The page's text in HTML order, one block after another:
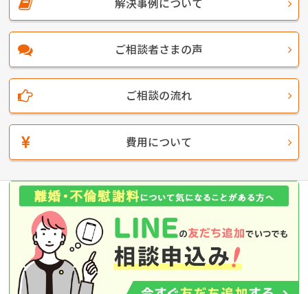
ご相談者さまの声
ご相談の流れ
費用について